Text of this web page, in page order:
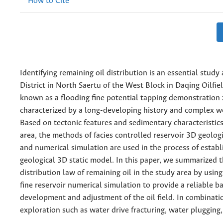
Identifying remaining oil distribution is an essential study
District in North Saertu of the West Block in Daqing
known as a flooding fine potential tapping demonstration
characterized by a long-developing history and complex
Based on tectonic features and sedimentary
area, the methods of facies controlled reservoir 3D
and numerical simulation are used in the process of
geological 3D static model. In this paper, we summarized
distribution law of remaining oil in the study area by
fine reservoir numerical simulation to provide a reliable
development and adjustment of the oil field. In
exploration such as water drive fracturing, water